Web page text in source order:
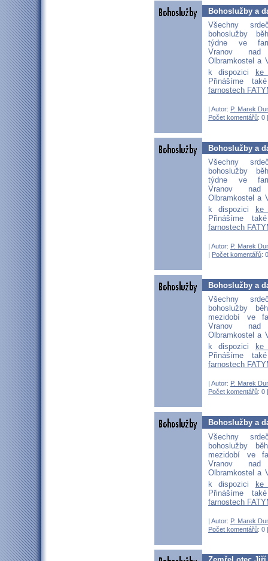
Bohoslužby a
Všechny
bohoslužby
týdne ve
Vranov
Olbramkostel a
k dispozici
Přinášíme
farnostech
| Autor: P. Marek
Počet komentářů: 0
Bohoslužby a
Všechny
bohoslužby
týdne ve
Vranov
Olbramkostel a
k dispozici
Přinášíme
farnostech
| Autor: P. Marek
Počet komentářů:
Bohoslužby a
Všechny
bohoslužby
mezidobí ve
Vranov
Olbramkostel a
k dispozici
Přinášíme
farnostech
| Autor: P. Marek
Počet komentářů: 0
Bohoslužby a
Všechny
bohoslužby
mezidobí ve
Vranov
Olbramkostel a
k dispozici
Přinášíme
farnostech
| Autor: P. Marek
Počet komentářů: 0